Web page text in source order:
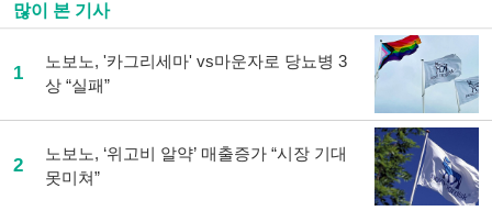
많이 본 기사
1
노보노, '카그리세마' vs마운자로 당뇨병 3
상 “실패”
2
노보노, ‘위고비 알약’ 매출증가 “시장 기대
못미쳐”